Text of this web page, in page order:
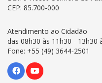
CEP: 85.700-000
Atendimento ao Cidadão
das 08h30 às 11h30 - 13h30
Fone: +55 (49) 3644-2501